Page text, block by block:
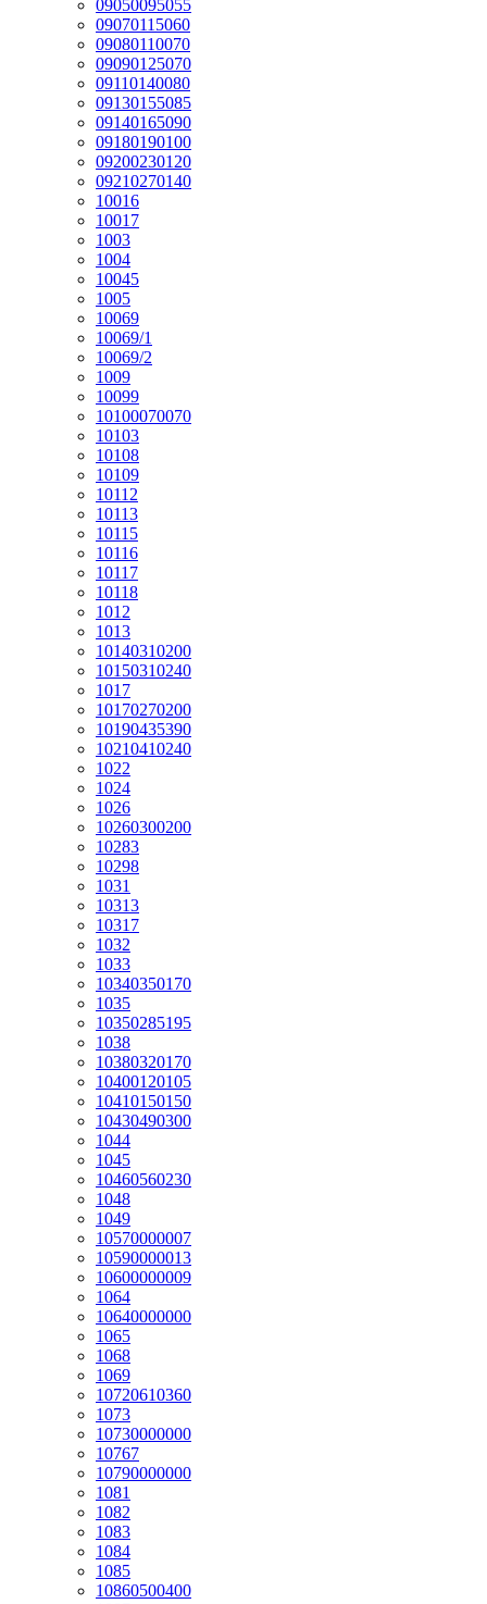
09050095055
09070115060
09080110070
09090125070
09110140080
09130155085
09140165090
09180190100
09200230120
09210270140
10016
10017
1003
1004
10045
1005
10069
10069/1
10069/2
1009
10099
10100070070
10103
10108
10109
10112
10113
10115
10116
10117
10118
1012
1013
10140310200
10150310240
1017
10170270200
10190435390
10210410240
1022
1024
1026
10260300200
10283
10298
1031
10313
10317
1032
1033
10340350170
1035
10350285195
1038
10380320170
10400120105
10410150150
10430490300
1044
1045
10460560230
1048
1049
10570000007
10590000013
10600000009
1064
10640000000
1065
1068
1069
10720610360
1073
10730000000
10767
10790000000
1081
1082
1083
1084
1085
10860500400